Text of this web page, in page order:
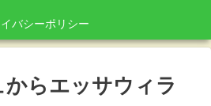
バシーポリシー
らエッサウィラ